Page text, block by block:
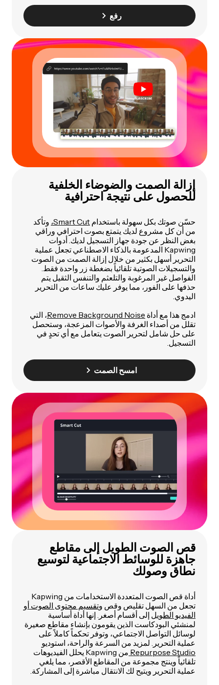
رفع
إزالة الصمت والضوضاء الخلفية
للحصول على نتيجة احترافية
حسّن صوتك بكل سهولة باستخدام Smart Cut، وتأكد
من أن كل مشروع لديك يتمتع بصوت احترافي وراقي
بغض النظر عن جودة جهاز التسجيل لديك. أدوات
Kapwing المدعومة بالذكاء الاصطناعي تجعل عملية
التحرير أسهل بكثير من خلال إزالة الصمت من الصوت
والتسجيلات الصوتية تلقائياً بضغطة زر واحدة فقط.
الفواصل غير المرغوبة والتلعثم والتنفس الثقيل يتم
حذفها على الفور، مما يوفر عليك ساعات من التحرير
اليدوي.
ادمج هذا مع أداة Remove Background Noise، التي
تقلل من أصداء الغرفة والأصوات المزعجة، وستحصل
على حل شامل لتحرير الصوت يتعامل مع أي تحدٍ في
التسجيل.
امسح الصمت
قص الصوت الطويل إلى مقاطع
جاهزة للوسائط الاجتماعية لتوسيع
نطاق وصولك
أداة قص الصوت المتعددة الاستخدامات من Kapwing
تجعل من السهل تقليص وقص وتقسيم محتوى الصوت أو
الفيديو الطويل إلى أقسام أصغر. إنها أداة أساسية
لمنشئي البودكاست الذين يقومون بإنشاء مقاطع صغيرة
لوسائل التواصل الاجتماعي، وتوفر تحكماً كاملاً على
عملية التحرير. لمزيد من السرعة والراحة، استوديو
Repurpose Studio
من Kapwing يحلل الفيديوهات
تلقائياً وينتج مجموعة من المقاطع الأقصر، مما يلغي
عملية التحرير ويتيح لك الانتقال مباشرة إلى المشاركة.